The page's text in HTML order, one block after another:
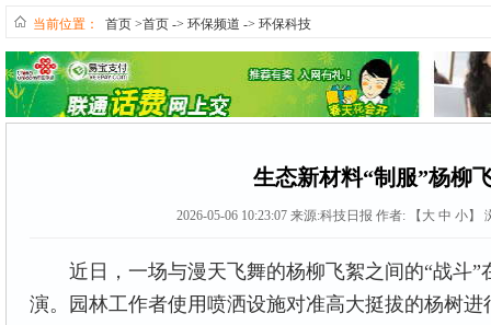
当前位置： 首页 >首页 -> 环保频道 -> 环保科技
生态新材料“制服”杨柳
2026-05-06 10:23:07来源:科技日报 作者: 【 大 中 小】
近日，一场与漫天飞舞的杨柳飞絮之间的“战斗”
演。园林工作者使用喷洒设施对准高大挺拔的杨树